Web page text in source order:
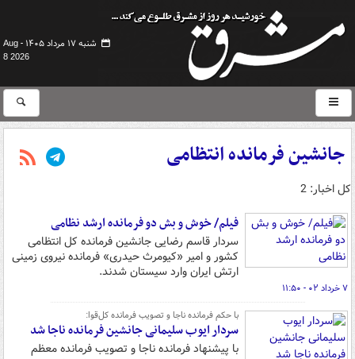
شنبه ۱۷ مرداد ۱۴۰۵ -
Aug
8 2026
جانشین فرمانده انتظامی
کل اخبار: 2
فیلم/ خوش و بش دو فرمانده ارشد نظامی
سردار قاسم رضایی جانشین فرمانده کل انتظامی
کشور و امیر «کیومرث حیدری» فرمانده نیروی زمینی
ارتش ایران وارد سیستان شدند.
۷ خرداد ۰۲ - ۱۱:۵۰
با حکم فرمانده ناجا و تصویب فرمانده کل‌قوا:
سردار ایوب سلیمانی جانشین فرمانده ناجا شد
با پیشنهاد فرمانده ناجا و تصویب فرمانده معظم